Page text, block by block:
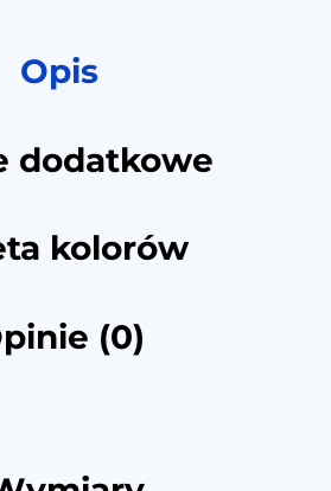
Opis
dodatkowe
kolorów
(0)